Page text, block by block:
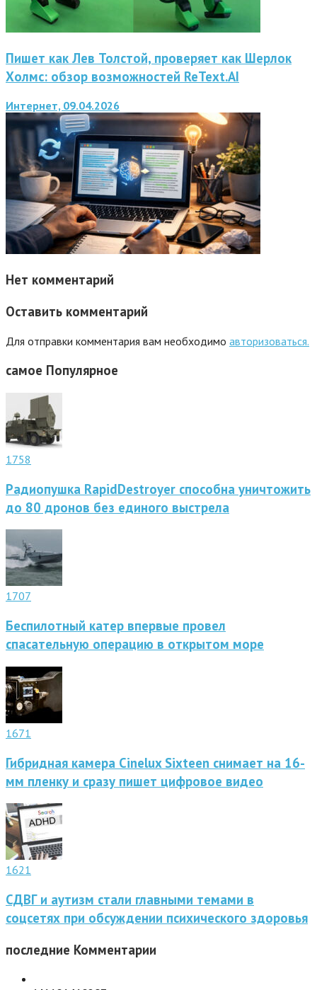
Пишет как Лев Толстой, проверяет как Шерлок
Холмс: обзор возможностей ReText.AI
Интернет, 09.04.2026
Нет комментарий
Оставить комментарий
Для отправки комментария вам необходимо авторизоваться.
самое Популярное
1758
Радиопушка RapidDestroyer способна уничтожить
до 80 дронов без единого выстрела
1707
Беспилотный катер впервые провел
спасательную операцию в открытом море
1671
Гибридная камера Cinelux Sixteen снимает на 16-
мм пленку и сразу пишет цифровое видео
1621
СДВГ и аутизм стали главными темами в
соцсетях при обсуждении психического здоровья
последние Комментарии